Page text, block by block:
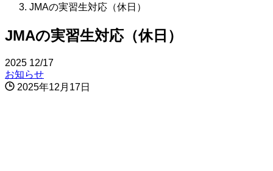
JMAの実習生対応（休日）
JMAの実習生対応（休日）
2025 12/17
お知らせ
2025年12月17日